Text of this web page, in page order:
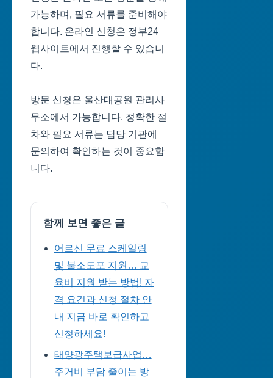
가능하며, 필요 서류를 준비해야
합니다. 온라인 신청은 정부24
웹사이트에서 진행할 수 있습니
다.
방문 신청은 울산대공원 관리사
무소에서 가능합니다. 정확한 절
차와 필요 서류는 담당 기관에
문의하여 확인하는 것이 중요합
니다.
함께 보면 좋은 글
어르신 무료 스케일링
및 불소도포 지원… 교
육비 지원 받는 방법! 자
격 요건과 신청 절차 안
내 지금 바로 확인하고
신청하세요!
태양광주택보급사업…
주거비 부담 줄이는 방